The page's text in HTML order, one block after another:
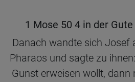
1 Mose 50 4 in der
Danach wandte sich Josef
Pharaos und sagte zu
Gunst erweisen wollt,